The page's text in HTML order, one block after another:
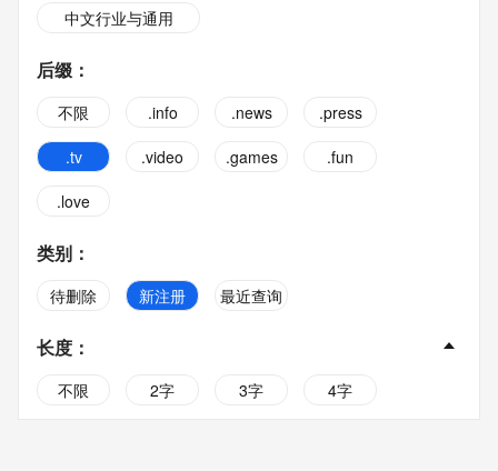
中文行业与通用
后缀 ：
不限 .info .news
.press
.tv
.video .games
.fun
.love
类别 ：
待删除 新注册 最近查询
长度 ：
不限 2字 3字
4字